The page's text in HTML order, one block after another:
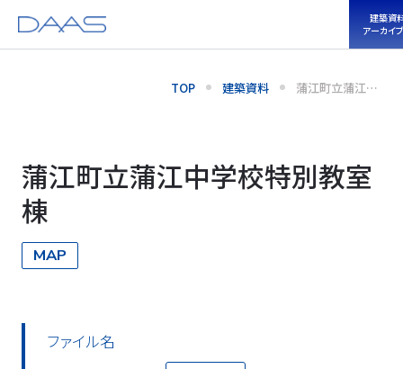
建築資
アーカイ
TOP 建築資料 蒲江町立蒲江中
学校特別教室棟
蒲江町立蒲江中学校特別教室
棟
MAP
ファイル名